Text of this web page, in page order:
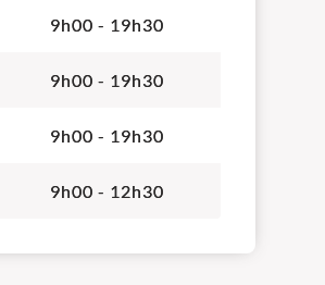
9h00 - 19h30
9h00 - 19h30
9h00 - 19h30
9h00 - 12h30